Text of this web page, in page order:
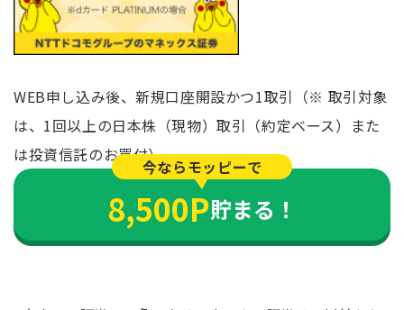
WEB申し込み後、新規口座開設かつ1取引（※ 取引対象
は、1回以上の日本株（現物）取引（約定ベース）また
は投資信託のお買付）
今ならモッピーで
8,500P貯まる！